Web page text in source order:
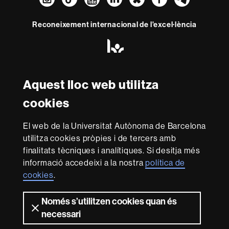
Aquest lloc web utilitza
cookies
El web de la Universitat Autònoma de Barcelona
utilitza cookies pròpies i de tercers amb
finalitats tècniques i analítiques. Si desitja més
informació accedeixi a la nostrapolítica de
cookies.
Només s’utilitzen cookies quan és
necessari
Reconeixement internacional de l'excel·lència
-
Euraxess
Amb el finançament de
Sobre
aquest
web
Avís legal Protecció de dades Sobre el
web
Mapa del web UAB
Som una universitat capdavantera que imparteix una
docència de qualitat i excel·lència, diversificada,
multidisciplinària i flexible, ajustada a les necessitats de
la societat i adaptada als nous models de l'Europa del